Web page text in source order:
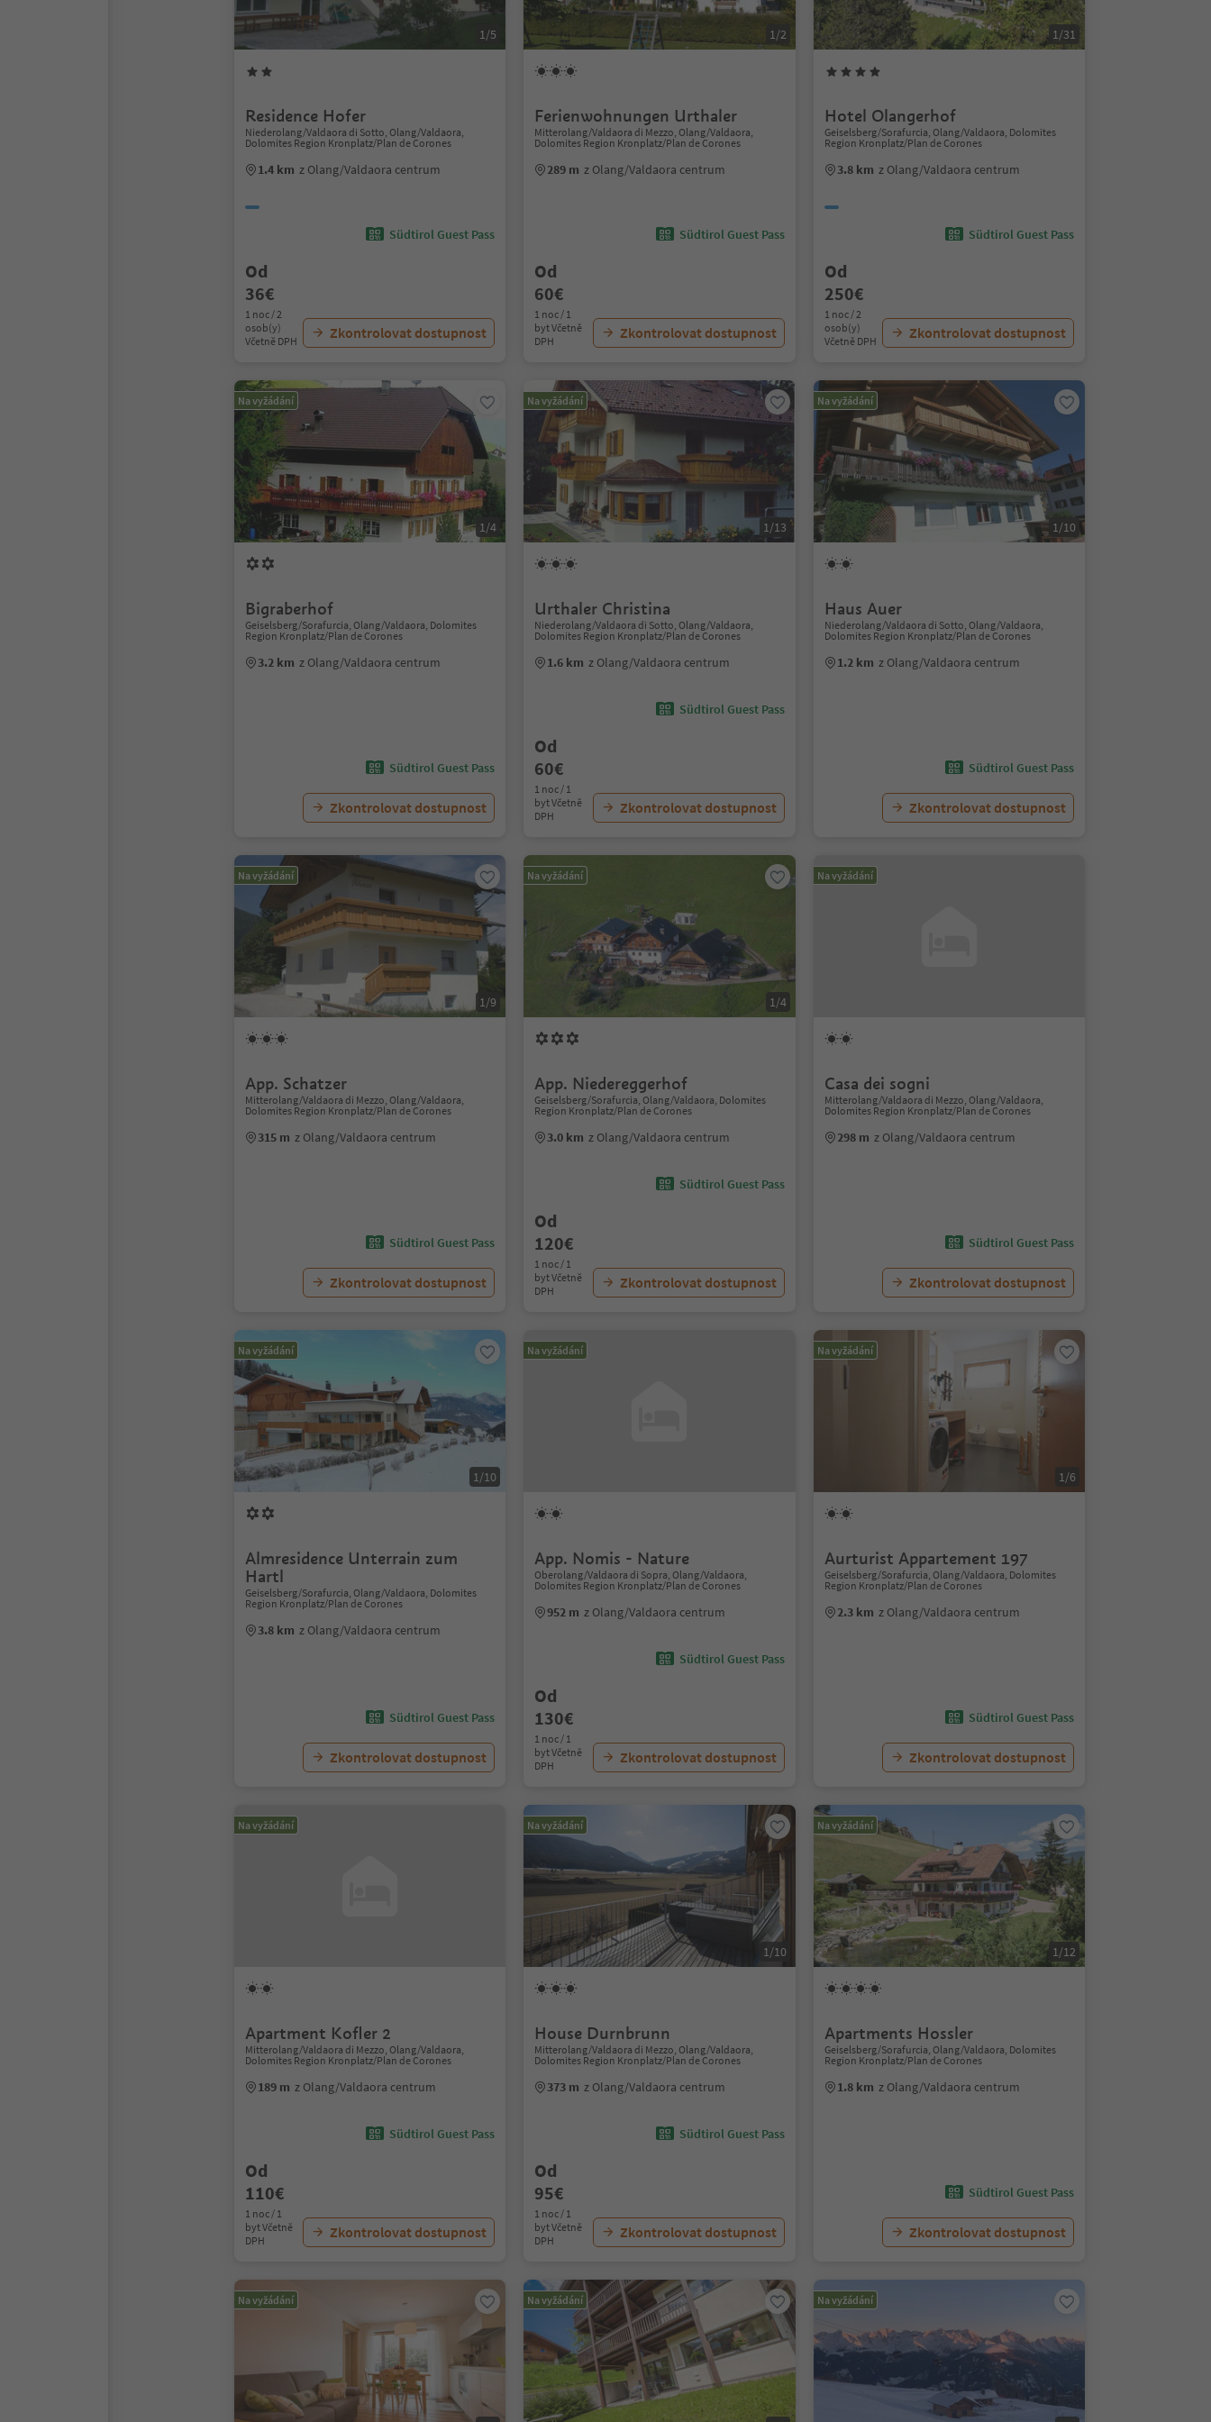
1/5
Residence Hofer
Niederolang/Valdaora di Sotto, Olang/Valdaora,
Dolomites Region Kronplatz/Plan de Corones
1.4 km z Olang/Valdaora centrum
Südtirol Guest Pass
Od
36€
1 noc / 2
osob(y)
Včetně DPH
Zkontrolovat dostupnost
1/2
Ferienwohnungen Urthaler
Mitterolang/Valdaora di Mezzo, Olang/Valdaora,
Dolomites Region Kronplatz/Plan de Corones
289 m z Olang/Valdaora centrum
Südtirol Guest Pass
Od
60€
1 noc / 1
byt Včetně
DPH
Zkontrolovat dostupnost
1/31
Hotel Olangerhof
Geiselsberg/Sorafurcia, Olang/Valdaora, Dolomites
Region Kronplatz/Plan de Corones
3.8 km z Olang/Valdaora centrum
Südtirol Guest Pass
Od
250€
1 noc / 2
osob(y)
Včetně DPH
Zkontrolovat dostupnost
Na vyžádání
1/4
Bigraberhof
Geiselsberg/Sorafurcia, Olang/Valdaora, Dolomites
Region Kronplatz/Plan de Corones
3.2 km z Olang/Valdaora centrum
Südtirol Guest Pass
Zkontrolovat dostupnost
Na vyžádání
1/13
Urthaler Christina
Niederolang/Valdaora di Sotto, Olang/Valdaora,
Dolomites Region Kronplatz/Plan de Corones
1.6 km z Olang/Valdaora centrum
Südtirol Guest Pass
Od
60€
1 noc / 1
byt Včetně
DPH
Zkontrolovat dostupnost
Na vyžádání
1/10
Haus Auer
Niederolang/Valdaora di Sotto, Olang/Valdaora,
Dolomites Region Kronplatz/Plan de Corones
1.2 km z Olang/Valdaora centrum
Südtirol Guest Pass
Zkontrolovat dostupnost
Na vyžádání
1/9
App. Schatzer
Mitterolang/Valdaora di Mezzo, Olang/Valdaora,
Dolomites Region Kronplatz/Plan de Corones
315 m z Olang/Valdaora centrum
Südtirol Guest Pass
Zkontrolovat dostupnost
Na vyžádání
1/4
App. Niedereggerhof
Geiselsberg/Sorafurcia, Olang/Valdaora, Dolomites
Region Kronplatz/Plan de Corones
3.0 km z Olang/Valdaora centrum
Südtirol Guest Pass
Od
120€
1 noc / 1
byt Včetně
DPH
Zkontrolovat dostupnost
Na vyžádání
Casa dei sogni
Mitterolang/Valdaora di Mezzo, Olang/Valdaora,
Dolomites Region Kronplatz/Plan de Corones
298 m z Olang/Valdaora centrum
Südtirol Guest Pass
Zkontrolovat dostupnost
Na vyžádání
1/10
Almresidence Unterrain zum
Hartl
Geiselsberg/Sorafurcia, Olang/Valdaora, Dolomites
Region Kronplatz/Plan de Corones
3.8 km z Olang/Valdaora centrum
Südtirol Guest Pass
Zkontrolovat dostupnost
Na vyžádání
App. Nomis - Nature
Oberolang/Valdaora di Sopra, Olang/Valdaora,
Dolomites Region Kronplatz/Plan de Corones
952 m z Olang/Valdaora centrum
Südtirol Guest Pass
Od
130€
1 noc / 1
byt Včetně
DPH
Zkontrolovat dostupnost
Na vyžádání
1/6
Aurturist Appartement 197
Geiselsberg/Sorafurcia, Olang/Valdaora, Dolomites
Region Kronplatz/Plan de Corones
2.3 km z Olang/Valdaora centrum
Südtirol Guest Pass
Zkontrolovat dostupnost
Na vyžádání
Apartment Kofler 2
Mitterolang/Valdaora di Mezzo, Olang/Valdaora,
Dolomites Region Kronplatz/Plan de Corones
189 m z Olang/Valdaora centrum
Südtirol Guest Pass
Od
110€
1 noc / 1
byt Včetně
DPH
Zkontrolovat dostupnost
Na vyžádání
1/10
House Durnbrunn
Mitterolang/Valdaora di Mezzo, Olang/Valdaora,
Dolomites Region Kronplatz/Plan de Corones
373 m z Olang/Valdaora centrum
Südtirol Guest Pass
Od
95€
1 noc / 1
byt Včetně
DPH
Zkontrolovat dostupnost
Na vyžádání
1/12
Apartments Hossler
Geiselsberg/Sorafurcia, Olang/Valdaora, Dolomites
Region Kronplatz/Plan de Corones
1.8 km z Olang/Valdaora centrum
Südtirol Guest Pass
Zkontrolovat dostupnost
Na vyžádání Na vyžádání Na vyžádání